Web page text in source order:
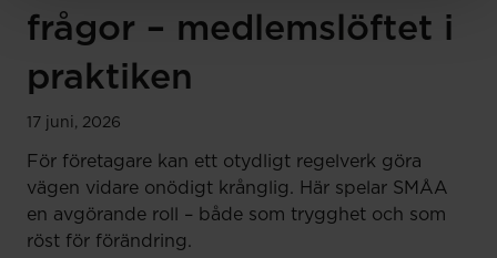
frågor – medlemslöftet i
praktiken
17 juni, 2026
För företagare kan ett otydligt regelverk göra
vägen vidare onödigt krånglig. Här spelar SMÅA
en avgörande roll – både som trygghet och som
röst för förändring.